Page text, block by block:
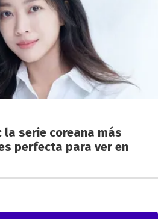
la serie coreana más
perfecta para ver en